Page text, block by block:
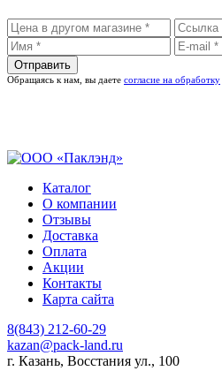
Обращаясь к нам, вы даете согласие на обработку
Каталог
О компании
Отзывы
Доставка
Оплата
Акции
Контакты
Карта сайта
8(843) 212-60-29
kazan@pack-land.ru
г. Казань, Восстания ул., 100